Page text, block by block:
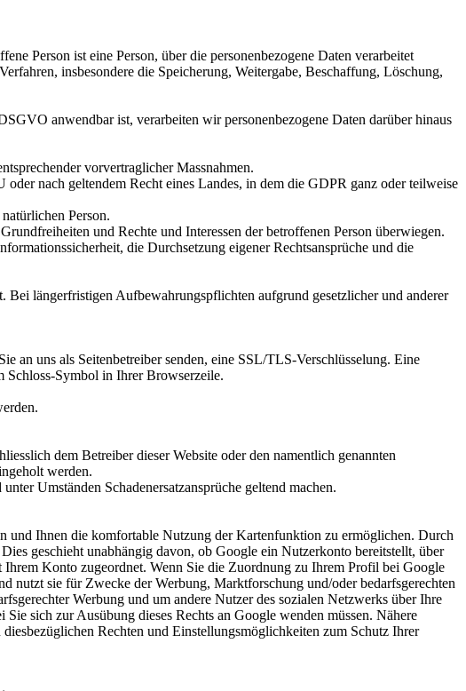
Person ist eine Person, über die personenbezogene Daten verarbeitet
insbesondere die Speicherung, Weitergabe, Beschaffung, Löschung,
anwendbar ist, verarbeiten wir personenbezogene Daten darüber hinaus
vorvertraglicher Massnahmen.
nach geltendem Recht eines Landes, in dem die GDPR ganz oder teilweise
Person.
und Rechte und Interessen der betroffenen Person überwiegen.
die Durchsetzung eigener Rechtsansprüche und die
längerfristigen Aufbewahrungspflichten aufgrund gesetzlicher und anderer
an uns als Seitenbetreiber senden, eine SSL/TLS-Verschlüsselung. Eine
Schloss-Symbol in Ihrer Browserzeile.
dem Betreiber dieser Website oder den namentlich genannten
werden.
Umständen Schadenersatzansprüche geltend machen.
und Ihnen die komfortable Nutzung der Kartenfunktion zu ermöglichen. Durch
geschieht unabhängig davon, ob Google ein Nutzerkonto bereitstellt, über
Konto zugeordnet. Wenn Sie die Zuordnung zu Ihrem Profil bei Google
nutzt sie für Zwecke der Werbung, Marktforschung und/oder bedarfsgerechten
Werbung und um andere Nutzer des sozialen Netzwerks über Ihre
sich zur Ausübung dieses Rechts an Google wenden müssen. Nähere
Rechten und Einstellungsmöglichkeiten zum Schutz Ihrer